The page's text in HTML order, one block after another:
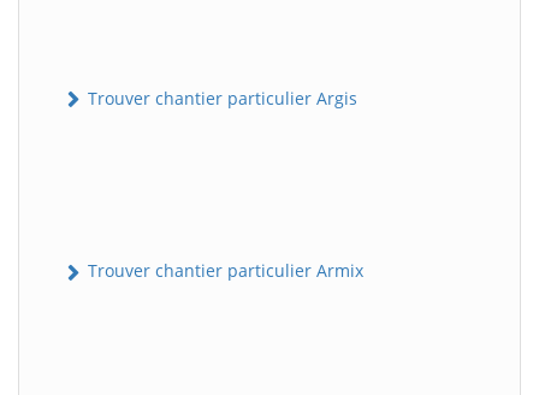
Trouver chantier particulier Argis
Trouver chantier particulier Armix